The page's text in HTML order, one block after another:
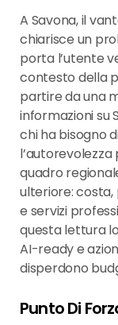
A Savona, il
chiarisce un
porta l’utente
contesto della
partire da una
informazioni su
chi ha bisogno
quadro
ulteriore: costa,
e servizi
questa lettura
AI-ready e
disperdono
Punto Di